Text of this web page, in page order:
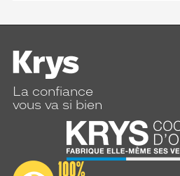
La confiance
vous va si bien